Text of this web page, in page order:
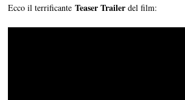
Ecco il terrificanteTeaser Trailerdel film: